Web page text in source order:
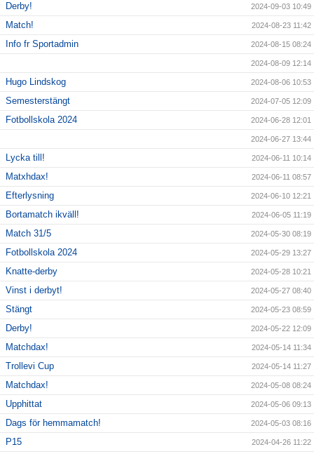
Derby! 2024-09-03 10:49
Match! 2024-08-23 11:42
Info fr Sportadmin 2024-08-15 08:24
2024-08-09 12:14
Hugo Lindskog 2024-08-06 10:53
Semesterstängt 2024-07-05 12:09
Fotbollskola 2024 2024-06-28 12:01
2024-06-27 13:44
Lycka till! 2024-06-11 10:14
Matxhdax! 2024-06-11 08:57
Efterlysning 2024-06-10 12:21
Bortamatch ikväll! 2024-06-05 11:19
Match 31/5 2024-05-30 08:19
Fotbollskola 2024 2024-05-29 13:27
Knatte-derby 2024-05-28 10:21
Vinst i derbyt! 2024-05-27 08:40
Stängt 2024-05-23 08:59
Derby! 2024-05-22 12:09
Matchdax! 2024-05-14 11:34
Trollevi Cup 2024-05-14 11:27
Matchdax! 2024-05-08 08:24
Upphittat 2024-05-06 09:13
Dags för hemmamatch! 2024-05-03 08:16
P15 2024-04-26 11:22